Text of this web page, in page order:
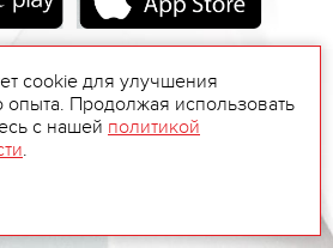
cookie для улучшения
опыта. Продолжая использовать
с нашей политикой
.